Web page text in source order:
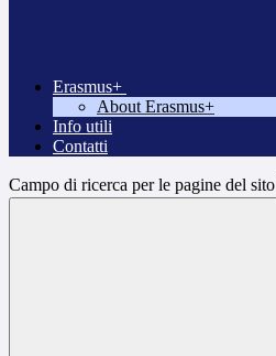
Erasmus+
About Erasmus+
Info utili
Contatti
Campo di ricerca per le pagine del sito